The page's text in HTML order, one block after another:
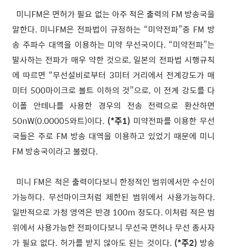
미니FM은 면허가 필요 없는 아주 적은 출력의 FM 방송국을
말한다. 미니FM은 전파법이 규정하는 “미약전파”중 FM 방
송 주파수 대역을 이용하는 미약 무선국이다. “미약전파”는
발사하는 전파가 매우 약한 것으로, 일본의 전파법 시행규칙
에 따르면 “무선설비로부터 3미터 거리에서 전계강도가 매
미터 500마이크로 볼트 이하의 것”으로, 이 전계 강도를 다
이폴 안테나를 사용한 경우의 전송 전력으로 환산하면
50nW(0.00005와트)이다. (*주1) 미약전파를 이용한 무선
국들은 주로 FM 방송 대역을 이용하고 있었기 때문에 미니
FM 방송국이라고 불렸다.
미니 FM은 적은 출력이다보니 한정적인 범위에서만 수신이
가능하다. 무선마이크처럼 제한된 범위에서 사용가능하다.
일반적으로 가청 영역은 반경 100m 정도다. 이처럼 적은 범
위에서 사용가능한 전파이다보니 무선국 면허나 무선 종사자
가 필요 없다. 허가를 받지 않아도 된는 것이다.(*주2) 방송